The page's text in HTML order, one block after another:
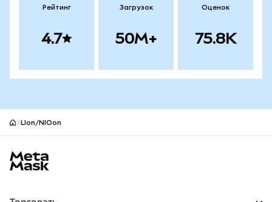
Рейтинг
4.7
Загрузок
50M+
Оценок
75.8K
LIon/NIOon